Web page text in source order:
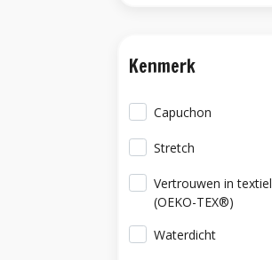
Kenmerk
Capuchon
Stretch
Vertrouwen in textiel
(OEKO-TEX®)
Waterdicht